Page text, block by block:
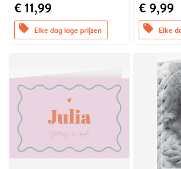
€ 11,99
offers Elke dag lage prijzen
€ 9,99
offers Elke